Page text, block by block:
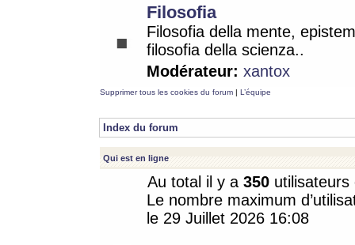
Filosofia
Filosofia della mente,
filosofia della scienza..
Modérateur: xantox
Supprimer tous les cookies du forum | L’équipe
Index du forum
Qui est en ligne
Au total il y a 350
Le nombre maximum
le 29 Juillet 2026 16:08